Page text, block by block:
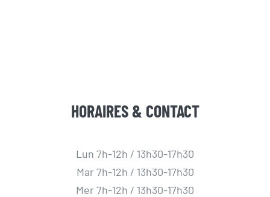
HORAIRES & CONTACT
Lun 7h-12h / 13h30-17h30
Mar 7h-12h / 13h30-17h30
Mer 7h-12h / 13h30-17h30